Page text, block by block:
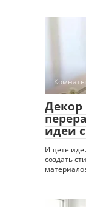
Комнаты
Декор
идеи
Ищете
создать